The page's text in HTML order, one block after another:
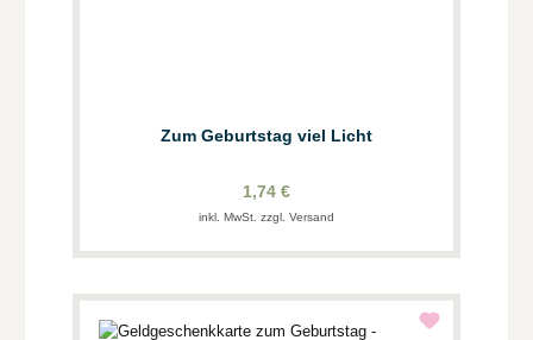
Zum Geburtstag viel Licht
1,74 €
inkl. MwSt. zzgl. Versand